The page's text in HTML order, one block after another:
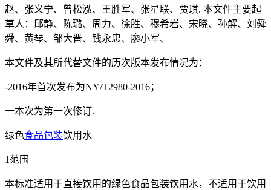
赵、张义宁、曾松泓、王胜军、张星联、贾琪. 本文件主要起
草人：邱静、陈璐、周力、徐胜、穆希岩、宋晓、孙解、刘舜
舜、黄琴、邹大晋、钱永忠、廖小军、
本文件及其所代替文件的历次版本发布情况为：
-2016年首次发布为NY/T2980-2016；
一本次为第一次修订.
绿色食品包装饮用水
1范围
本标准适用于直接饮用的绿色食品包装饮用水，不适用于饮用